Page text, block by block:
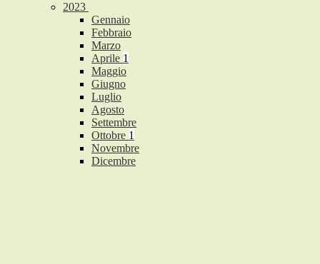
2023
Gennaio
Febbraio
Marzo
Aprile 1
Maggio
Giugno
Luglio
Agosto
Settembre
Ottobre 1
Novembre
Dicembre